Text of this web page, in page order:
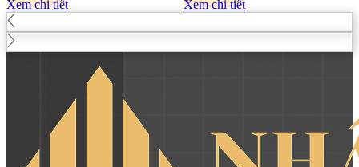
Xem chi tiết
Xem chi tiết